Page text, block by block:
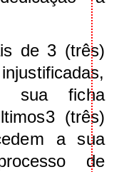
de 3 (três)
sua ficha
(três)
a sua
de